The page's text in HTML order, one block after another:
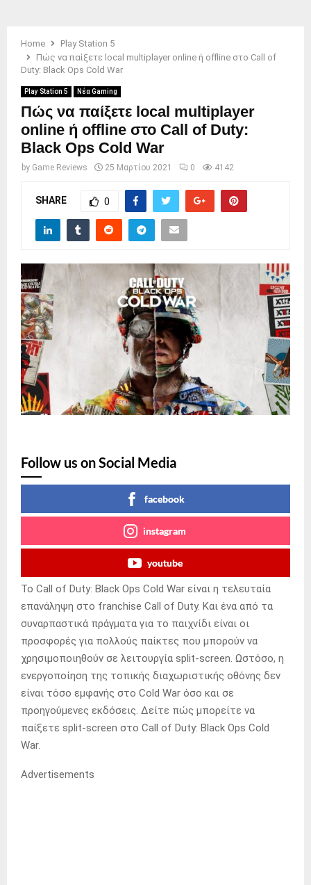
Home
Play Station 5
Πώς να παίξετε local multiplayer online ή offline στο Call of
Duty: Black Ops Cold War
Play Station 5 Νέα Gaming
Πώς να παίξετε local multiplayer
online ή offline στο Call of Duty:
Black Ops Cold War
by Game Reviews 25 Μαρτίου 2021 0 4142
SHARE 0
Follow us on Social Media
facebook
instagram
youtube
Το Call of Duty: Black Ops Cold War είναι η τελευταία
επανάληψη στο franchise Call of Duty. Και ένα από τα
συναρπαστικά πράγματα για το παιχνίδι είναι οι
προσφορές για πολλούς παίκτες που μπορούν να
χρησιμοποιηθούν σε λειτουργία split-screen. Ωστόσο, η
ενεργοποίηση της τοπικής διαχωριστικής οθόνης δεν
είναι τόσο εμφανής στο Cold War όσο και σε
προηγούμενες εκδόσεις. Δείτε πώς μπορείτε να
παίξετε split-screen στο Call of Duty: Black Ops Cold
War.
Advertisements